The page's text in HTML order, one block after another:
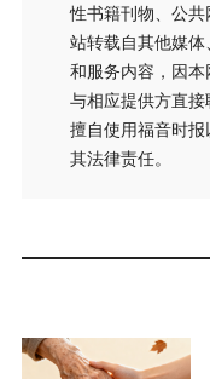
性书籍刊物、公共
站转载自其他媒
和服务内容，因
与相应提供方直
擅自使用福音时
其法律责任。